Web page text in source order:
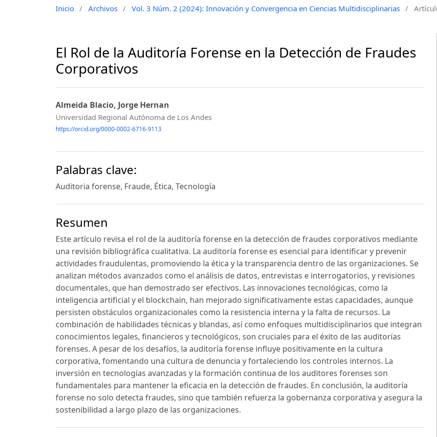
Inicio / Archivos / Vol. 3 Núm. 2 (2024): Innovación y Convergencia en Ciencias Multidisciplinarias /
El Rol de la Auditoría Forense en la Detección de Fraudes
Corporativos
Almeida Blacio, Jorge Hernan
Universidad Regional Autónoma de Los Andes
https://orcid.org/0000-0002-6716-9113
Palabras clave:
Auditoria forense, Fraude, Ética, Tecnología
Resumen
Este artículo revisa el rol de la auditoría forense en la detección de fraudes corporativos mediante
una revisión bibliográfica cualitativa. La auditoría forense es esencial para identificar y prevenir
actividades fraudulentas, promoviendo la ética y la transparencia dentro de las organizaciones. Se
analizan métodos avanzados como el análisis de datos, entrevistas e interrogatorios, y revisiones
documentales, que han demostrado ser efectivos. Las innovaciones tecnológicas, como la
inteligencia artificial y el blockchain, han mejorado significativamente estas capacidades, aunque
persisten obstáculos organizacionales como la resistencia interna y la falta de recursos. La
combinación de habilidades técnicas y blandas, así como enfoques multidisciplinarios que integran
conocimientos legales, financieros y tecnológicos, son cruciales para el éxito de las auditorías
forenses. A pesar de los desafíos, la auditoría forense influye positivamente en la cultura
corporativa, fomentando una cultura de denuncia y fortaleciendo los controles internos. La
inversión en tecnologías avanzadas y la formación continua de los auditores forenses son
fundamentales para mantener la eficacia en la detección de fraudes. En conclusión, la auditoría
forense no solo detecta fraudes, sino que también refuerza la gobernanza corporativa y asegura la
sostenibilidad a largo plazo de las organizaciones.